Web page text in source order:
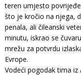
teren umjesto
što je kročio na njega,
penala, ali čileanski
minutu, iskrao se
mrežu za potvrdu
Evrope.
Vodeći pogodak tima iz